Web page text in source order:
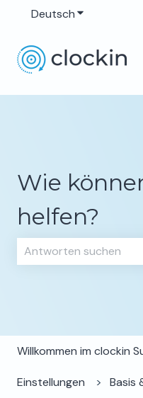
DeutschUntermenü
Wie
helfen?
Willkommen im clockin
Einstellungen Basis